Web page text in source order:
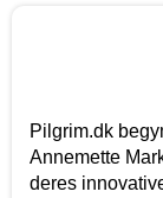
Pilgrim.dk
Annemette
deres